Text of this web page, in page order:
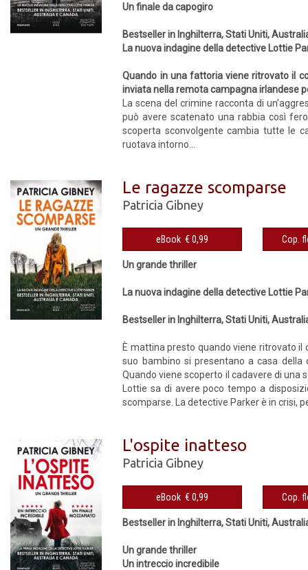
Un finale da capogiro
Bestseller in Inghilterra, Stati Uniti,
La nuova indagine della detective Lottie
Quando in una fattoria viene ritrovato il
inviata nella remota campagna irlandese
La scena del crimine racconta di
può avere scatenato una rabbia così
scoperta sconvolgente cambia tutte le
ruotava intorno...
Le ragazze scomparse
Patricia Gibney
eBook € 0,99
Un grande thriller
La nuova indagine della detective Lottie
Bestseller in Inghilterra, Stati Uniti,
È mattina presto quando viene ritrovato il
suo bambino si presentano a casa della
Quando viene scoperto il cadavere di una
Lottie sa di avere poco tempo a
scomparse. La detective Parker è in crisi,
L'ospite inatteso
Patricia Gibney
eBook € 0,99
Bestseller in Inghilterra, Stati Uniti,
Un grande thriller
Un intreccio incredibile